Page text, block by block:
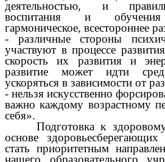
деятельностью, и
воспитания и обучения
гармоническое, всестороннее
- различные стороны
участвуют в процессе
скорость их развития и
развитие может идти
ускоряться в зависимости от
- нельзя искусственно
важно каждому возрастному
себя».
Подготовка к
основе
стать приоритетным
нашего образовательного